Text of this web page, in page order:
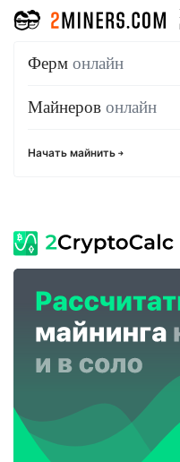
Ферм онлайн
Майнеров онлайн
Начать майнить